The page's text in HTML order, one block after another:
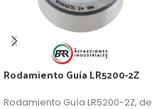
Rodamiento Guía LR5200-2Z
Rodamiento Guía LR5200-2Z, de